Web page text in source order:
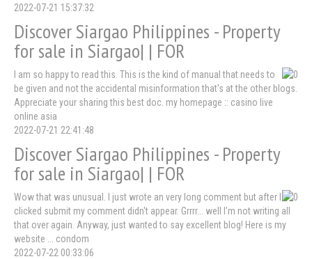
2022-07-21 15:37:32
Discover Siargao Philippines - Property
for sale in Siargao| | FOR
I am so happy to read this. This is the kind of manual that needs to
be given and not the accidental misinformation that's at the other blogs.
Appreciate your sharing this best doc. my homepage :: casino live
online asia
2022-07-21 22:41:48
Discover Siargao Philippines - Property
for sale in Siargao| | FOR
Wow that was unusual. I just wrote an very long comment but after I
clicked submit my comment didn't appear. Grrrr... well I'm not writing all
that over again. Anyway, just wanted to say excellent blog! Here is my
website ... condom
2022-07-22 00:33:06